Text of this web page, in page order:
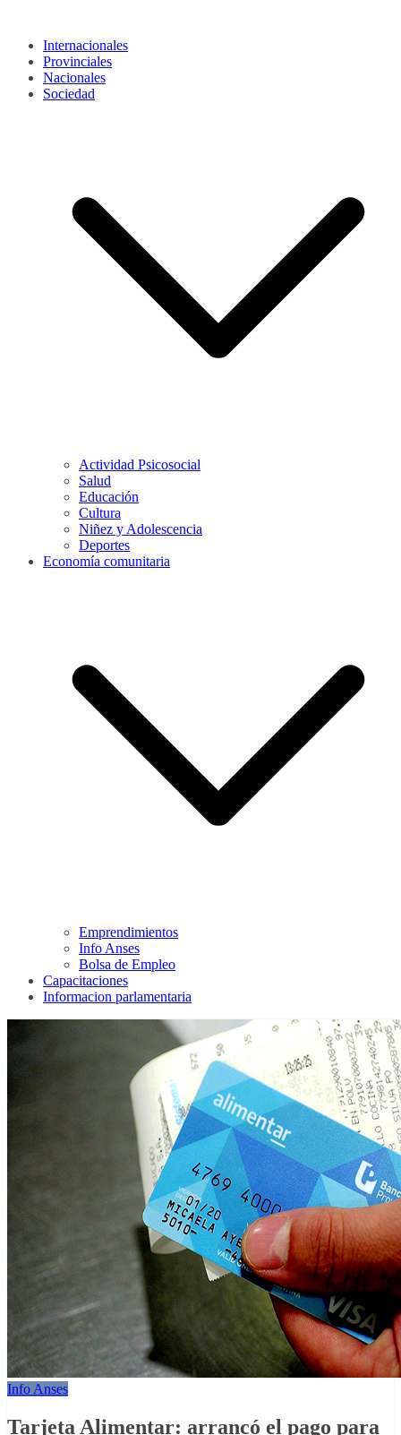
Internacionales
Provinciales
Nacionales
Sociedad
Actividad Psicosocial
Salud
Educación
Cultura
Niñez y Adolescencia
Deportes
Economía comunitaria
Emprendimientos
Info Anses
Bolsa de Empleo
Capacitaciones
Informacion parlamentaria
Info Anses
Tarjeta Alimentar: arrancó el pago para